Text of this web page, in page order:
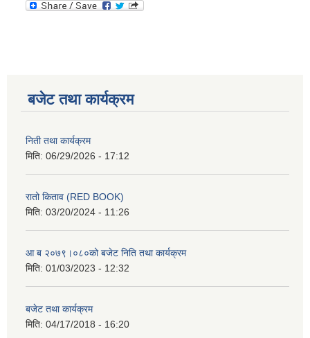
बजेट तथा कार्यक्रम
निती तथा कार्यक्रम
मिति: 06/29/2026 - 17:12
रातो किताव (RED BOOK)
मिति: 03/20/2024 - 11:26
आ ब २०७९।०८०को बजेट निति तथा कार्यक्रम
मिति: 01/03/2023 - 12:32
बजेट तथा कार्यक्रम
मिति: 04/17/2018 - 16:20